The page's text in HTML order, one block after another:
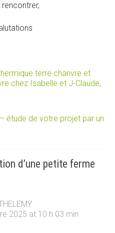
terre chanvre et
chez Isabelle et J-Claude,
étude de votre projet par un
d’une petite ferme
2025 at 10 h 03 min